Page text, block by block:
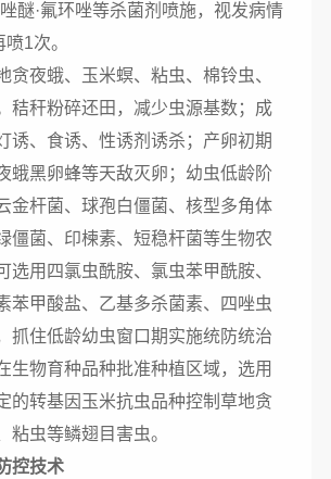
醚·氟环唑等杀菌剂喷施，视发病情
喷1次。
夜蛾、玉米螟、粘虫、棉铃虫、
秸秆粉碎还田，减少虫源基数；成
诱、食诱、性诱剂诱杀；产卵初期
蛾黑卵蜂等天敌灭卵；幼虫低龄阶
金杆菌、球孢白僵菌、核型多角体
僵菌、印楝素、短稳杆菌等生物农
选用四氯虫酰胺、氯虫苯甲酰胺、
苯甲酸盐、乙基多杀菌素、四唑虫
抓住低龄幼虫窗口期实施统防统治
生物育种品种批准种植区域，选用
的转基因玉米抗虫品种控制草地贪
粘虫等鳞翅目害虫。
控技术